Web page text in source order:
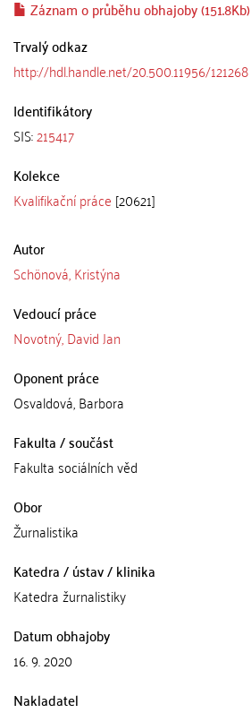
Záznam o průběhu obhajoby (151.8Kb)
Trvalý odkaz
http://hdl.handle.net/20.500.11956/121268
Identifikátory
SIS:215417
Kolekce
Kvalifikační práce [20621]
Autor
Schönová, Kristýna
Vedoucí práce
Novotný, David Jan
Oponent práce
Osvaldová, Barbora
Fakulta / součást
Fakulta sociálních věd
Obor
Žurnalistika
Katedra / ústav / klinika
Katedra žurnalistiky
Datum obhajoby
16. 9. 2020
Nakladatel